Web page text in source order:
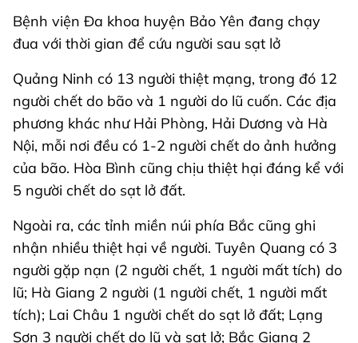
Bệnh viện Đa khoa huyện Bảo Yên đang chạy
đua với thời gian để cứu người sau sạt lở
Quảng Ninh có 13 người thiệt mạng, trong đó 12
người chết do bão và 1 người do lũ cuốn. Các địa
phương khác như Hải Phòng, Hải Dương và Hà
Nội, mỗi nơi đều có 1-2 người chết do ảnh hưởng
của bão. Hòa Bình cũng chịu thiệt hại đáng kể với
5 người chết do sạt lở đất.
Ngoài ra, các tỉnh miền núi phía Bắc cũng ghi
nhận nhiều thiệt hại về người. Tuyên Quang có 3
người gặp nạn (2 người chết, 1 người mất tích) do
lũ; Hà Giang 2 người (1 người chết, 1 người mất
tích); Lai Châu 1 người chết do sạt lở đất; Lạng
Sơn 3 người chết do lũ và sạt lở; Bắc Giang 2